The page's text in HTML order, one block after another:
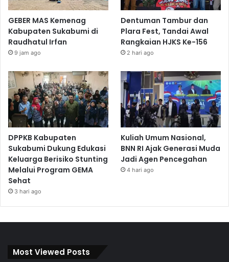
GEBER MAS Kemenag
Kabupaten Sukabumi di
Raudhatul Irfan
9 jam ago
Dentuman Tambur dan
Plara Fest, Tandai Awal
Rangkaian HJKS Ke-156
2 hari ago
DPPKB Kabupaten
Sukabumi Dukung Edukasi
Keluarga Berisiko Stunting
Melalui Program GEMA
Sehat
3 hari ago
Kuliah Umum Nasional,
BNN RI Ajak Generasi Muda
Jadi Agen Pencegahan
4 hari ago
Most Viewed Posts